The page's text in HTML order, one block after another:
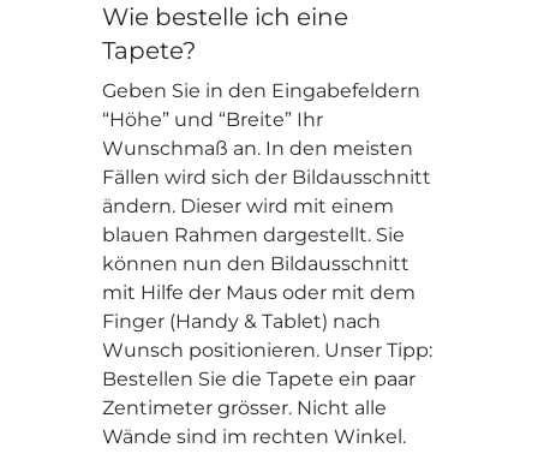
Wie bestelle ich eine
Tapete?
Geben Sie in den Eingabefeldern
“Höhe” und “Breite” Ihr
Wunschmaß an. In den meisten
Fällen wird sich der Bildausschnitt
ändern. Dieser wird mit einem
blauen Rahmen dargestellt. Sie
können nun den Bildausschnitt
mit Hilfe der Maus oder mit dem
Finger (Handy & Tablet) nach
Wunsch positionieren. Unser Tipp:
Bestellen Sie die Tapete ein paar
Zentimeter grösser. Nicht alle
Wände sind im rechten Winkel.